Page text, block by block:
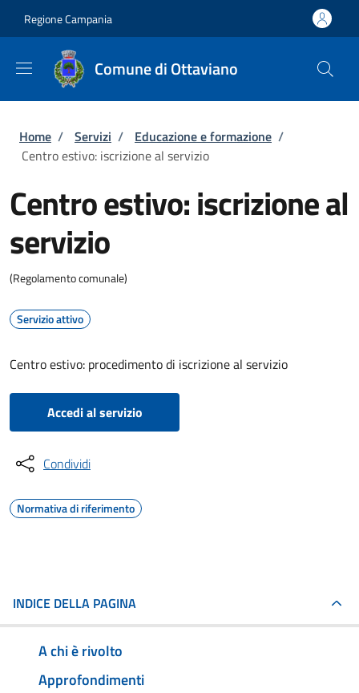
Regione Campania
Comune di Ottaviano
Briciole di pane
Home / Servizi / Educazione e formazione /
Centro estivo: iscrizione al servizio
Centro estivo: iscrizione al
servizio
(Regolamento comunale)
Servizio attivo
Centro estivo: procedimento di iscrizione al servizio
Accedi al servizio
Condividi
Normativa di riferimento
INDICE DELLA PAGINA
A chi è rivolto
Approfondimenti